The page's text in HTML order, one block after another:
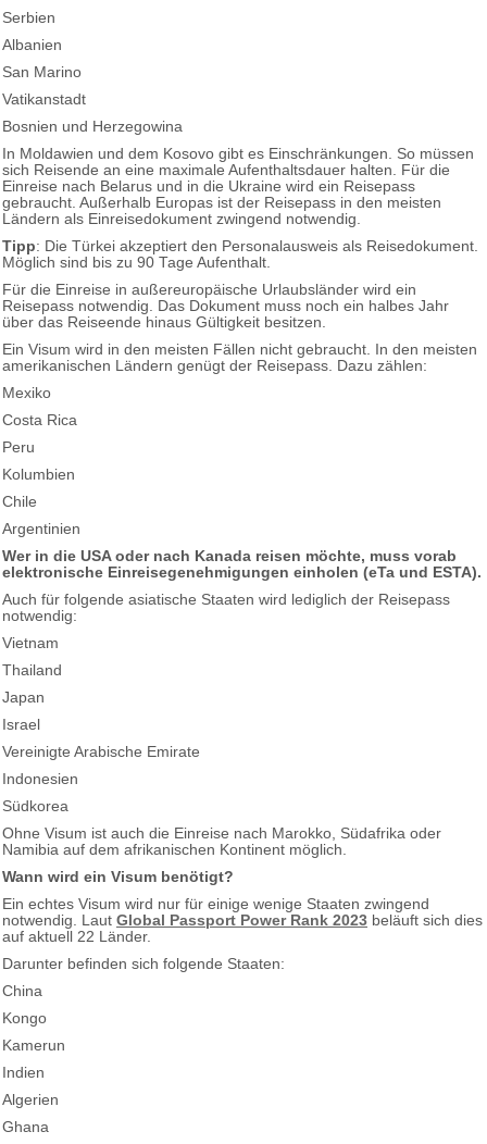
Serbien
Albanien
San Marino
Vatikanstadt
Bosnien und Herzegowina
In Moldawien und dem Kosovo gibt es Einschränkungen. So müssen
sich Reisende an eine maximale Aufenthaltsdauer halten. Für die
Einreise nach Belarus und in die Ukraine wird ein Reisepass
gebraucht. Außerhalb Europas ist der Reisepass in den meisten
Ländern als Einreisedokument zwingend notwendig.
Tipp: Die Türkei akzeptiert den Personalausweis als Reisedokument.
Möglich sind bis zu 90 Tage Aufenthalt.
Für die Einreise in außereuropäische Urlaubsländer wird ein
Reisepass notwendig. Das Dokument muss noch ein halbes Jahr
über das Reiseende hinaus Gültigkeit besitzen.
Ein Visum wird in den meisten Fällen nicht gebraucht. In den meisten
amerikanischen Ländern genügt der Reisepass. Dazu zählen:
Mexiko
Costa Rica
Peru
Kolumbien
Chile
Argentinien
Wer in die USA oder nach Kanada reisen möchte, muss vorab
elektronische Einreisegenehmigungen einholen (eTa und ESTA).
Auch für folgende asiatische Staaten wird lediglich der Reisepass
notwendig:
Vietnam
Thailand
Japan
Israel
Vereinigte Arabische Emirate
Indonesien
Südkorea
Ohne Visum ist auch die Einreise nach Marokko, Südafrika oder
Namibia auf dem afrikanischen Kontinent möglich.
Wann wird ein Visum benötigt?
Ein echtes Visum wird nur für einige wenige Staaten zwingend
notwendig. Laut Global Passport Power Rank 2023 beläuft sich dies
auf aktuell 22 Länder.
Darunter befinden sich folgende Staaten:
China
Kongo
Kamerun
Indien
Algerien
Ghana